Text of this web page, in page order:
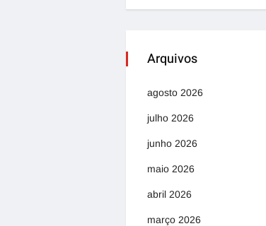
Arquivos
agosto 2026
julho 2026
junho 2026
maio 2026
abril 2026
março 2026